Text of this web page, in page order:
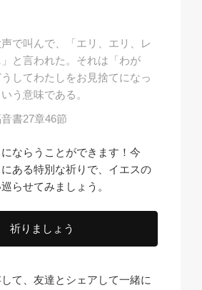
で叫んで、「エリ、エリ、レ
と言われた。それは「わが
してわたしをお見捨てになっ
う意味である。
書27章46節
ならうことができます！今
ある特別な祈りで、イエスの
らせてみましょう。
祈りましょう
て、友達とシェアして一緒に